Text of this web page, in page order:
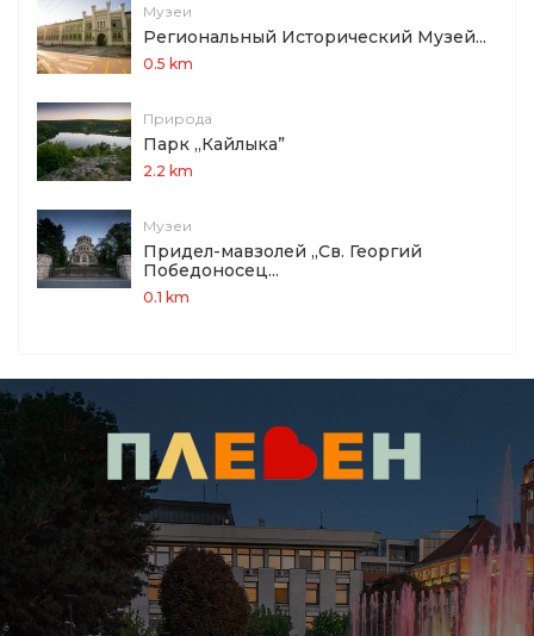
Музеи
Региональный Исторический Музей...
0.5 km
Природа
Парк „Кайлыка”
2.2 km
Музеи
Придел-мавзолей „Св. Георгий
Победоносец...
0.1 km